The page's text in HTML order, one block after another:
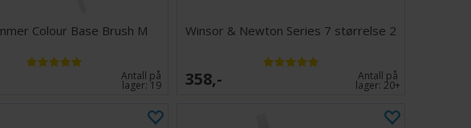
Colour Base Brush M
Antall på
lager: 19
Winsor & Newton Series 7 størrelse 2
358,- Antall på
lager:20+